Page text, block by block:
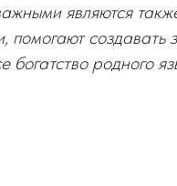
являются
помогают
богатство родного